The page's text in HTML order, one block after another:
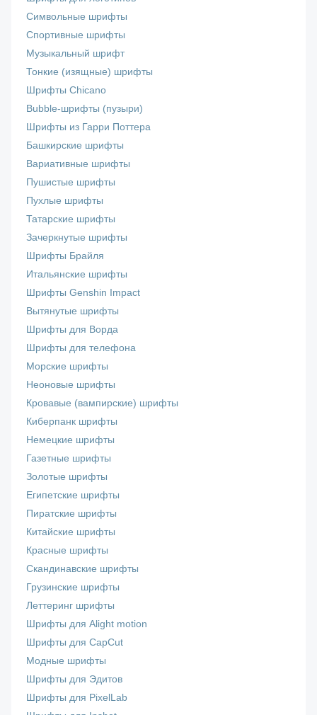
Символьные шрифты
Спортивные шрифты
Музыкальный шрифт
Тонкие (изящные) шрифты
Шрифты Chicano
Bubble-шрифты (пузыри)
Шрифты из Гарри Поттера
Башкирские шрифты
Вариативные шрифты
Пушистые шрифты
Пухлые шрифты
Татарские шрифты
Зачеркнутые шрифты
Шрифты Брайля
Итальянские шрифты
Шрифты Genshin Impact
Вытянутые шрифты
Шрифты для Ворда
Шрифты для телефона
Морские шрифты
Неоновые шрифты
Кровавые (вампирские) шрифты
Киберпанк шрифты
Немецкие шрифты
Газетные шрифты
Золотые шрифты
Египетские шрифты
Пиратские шрифты
Китайские шрифты
Красные шрифты
Скандинавские шрифты
Грузинские шрифты
Леттеринг шрифты
Шрифты для Alight motion
Шрифты для CapCut
Модные шрифты
Шрифты для Эдитов
Шрифты для PixelLab